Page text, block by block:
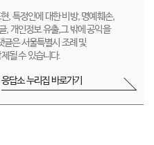
, 특정인에 대한 비방, 명예훼손,
, 개인정보 유출,그 밖에 공익을
글은 서울특별시 조례 및
될 수 있습니다.
응답소 누리집 바로가기